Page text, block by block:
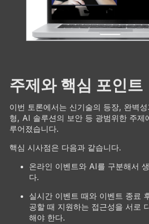
주제와 핵심 포인트
이번 토론에서는 신기술의 등장, 완벽
형, AI 솔루션의 보안 등 광범위한 주제
루어졌습니다.
핵심 시사점은 다음과 같습니다.
온라인 이벤트와 AI를 구분해서
다.
실시간 이벤트 때와 이벤트 종료
공할 때 지원하는 접근성을 서로
해야 한다.